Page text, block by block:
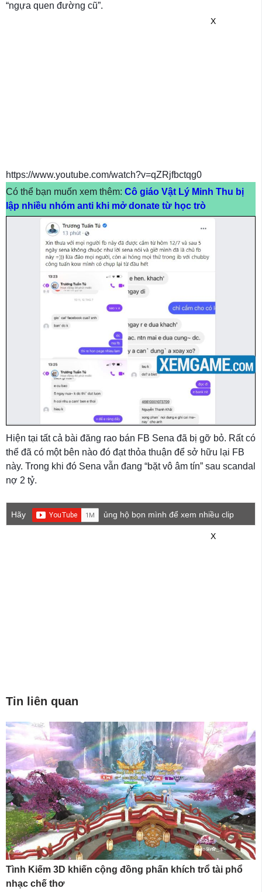
“ngựa quen đường cũ”.
X
https://www.youtube.com/watch?v=qZRjfbctqg0
Có thể bạn muốn xem thêm: Cô giáo Vật Lý Minh Thu bị
lập nhiều nhóm anti khi mở donate từ học trò
Hiện tại tất cả bài đăng rao bán FB Sena đã bị gỡ bỏ. Rất có
thể đã có một bên nào đó đạt thỏa thuận để sở hữu lại FB
này. Trong khi đó Sena vẫn đang “bặt vô âm tín” sau scandal
nợ 2 tỷ.
Hãy
ủng hộ bọn mình để xem nhiều clip
X
Tin liên quan
Tình Kiếm 3D khiến cộng đồng phấn khích trổ tài phổ
nhạc chế thơ